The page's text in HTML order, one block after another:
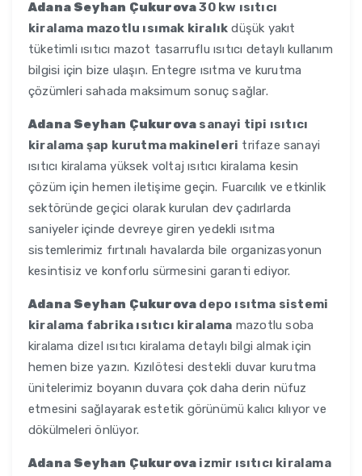
Adana Seyhan Çukurova30 kw ısıtıcı
kiralama mazotlu ısımak kiralık düşük yakıt
tüketimli ısıtıcı mazot tasarruflu ısıtıcı detaylı kullanım
bilgisi için bize ulaşın. Entegre ısıtma ve kurutma
çözümleri sahada maksimum sonuç sağlar.
Adana Seyhan Çukurova sanayi tipi ısıtıcı
kiralama şap kurutma makineleri trifaze sanayi
ısıtıcı kiralama yüksek voltaj ısıtıcı kiralama kesin
çözüm için hemen iletişime geçin. Fuarcılık ve etkinlik
sektöründe geçici olarak kurulan dev çadırlarda
saniyeler içinde devreye giren yedekli ısıtma
sistemlerimiz fırtınalı havalarda bile organizasyonun
kesintisiz ve konforlu sürmesini garanti ediyor.
Adana Seyhan Çukurova depo ısıtma sistemi
kiralama fabrika ısıtıcı kiralama mazotlu soba
kiralama dizel ısıtıcı kiralama detaylı bilgi almak için
hemen bize yazın. Kızılötesi destekli duvar kurutma
ünitelerimiz boyanın duvara çok daha derin nüfuz
etmesini sağlayarak estetik görünümü kalıcı kılıyor ve
dökülmeleri önlüyor.
Adana Seyhan Çukurova izmir ısıtıcı kiralama